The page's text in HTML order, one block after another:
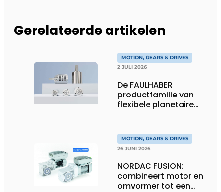
Gerelateerde artikelen
MOTION, GEARS & DRIVES
2 JULI 2026
De FAULHABER
productfamilie van
flexibele planetaire
MOTION, GEARS & DRIVES
26 JUNI 2026
NORDAC FUSION:
combineert motor en
omvormer tot een